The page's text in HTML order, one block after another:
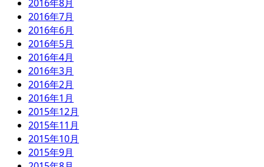
2016年8月
2016年7月
2016年6月
2016年5月
2016年4月
2016年3月
2016年2月
2016年1月
2015年12月
2015年11月
2015年10月
2015年9月